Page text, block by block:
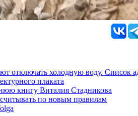
отключать холодную воду. Список
плаката
книгу Виталия Стадникова
по новым правилам